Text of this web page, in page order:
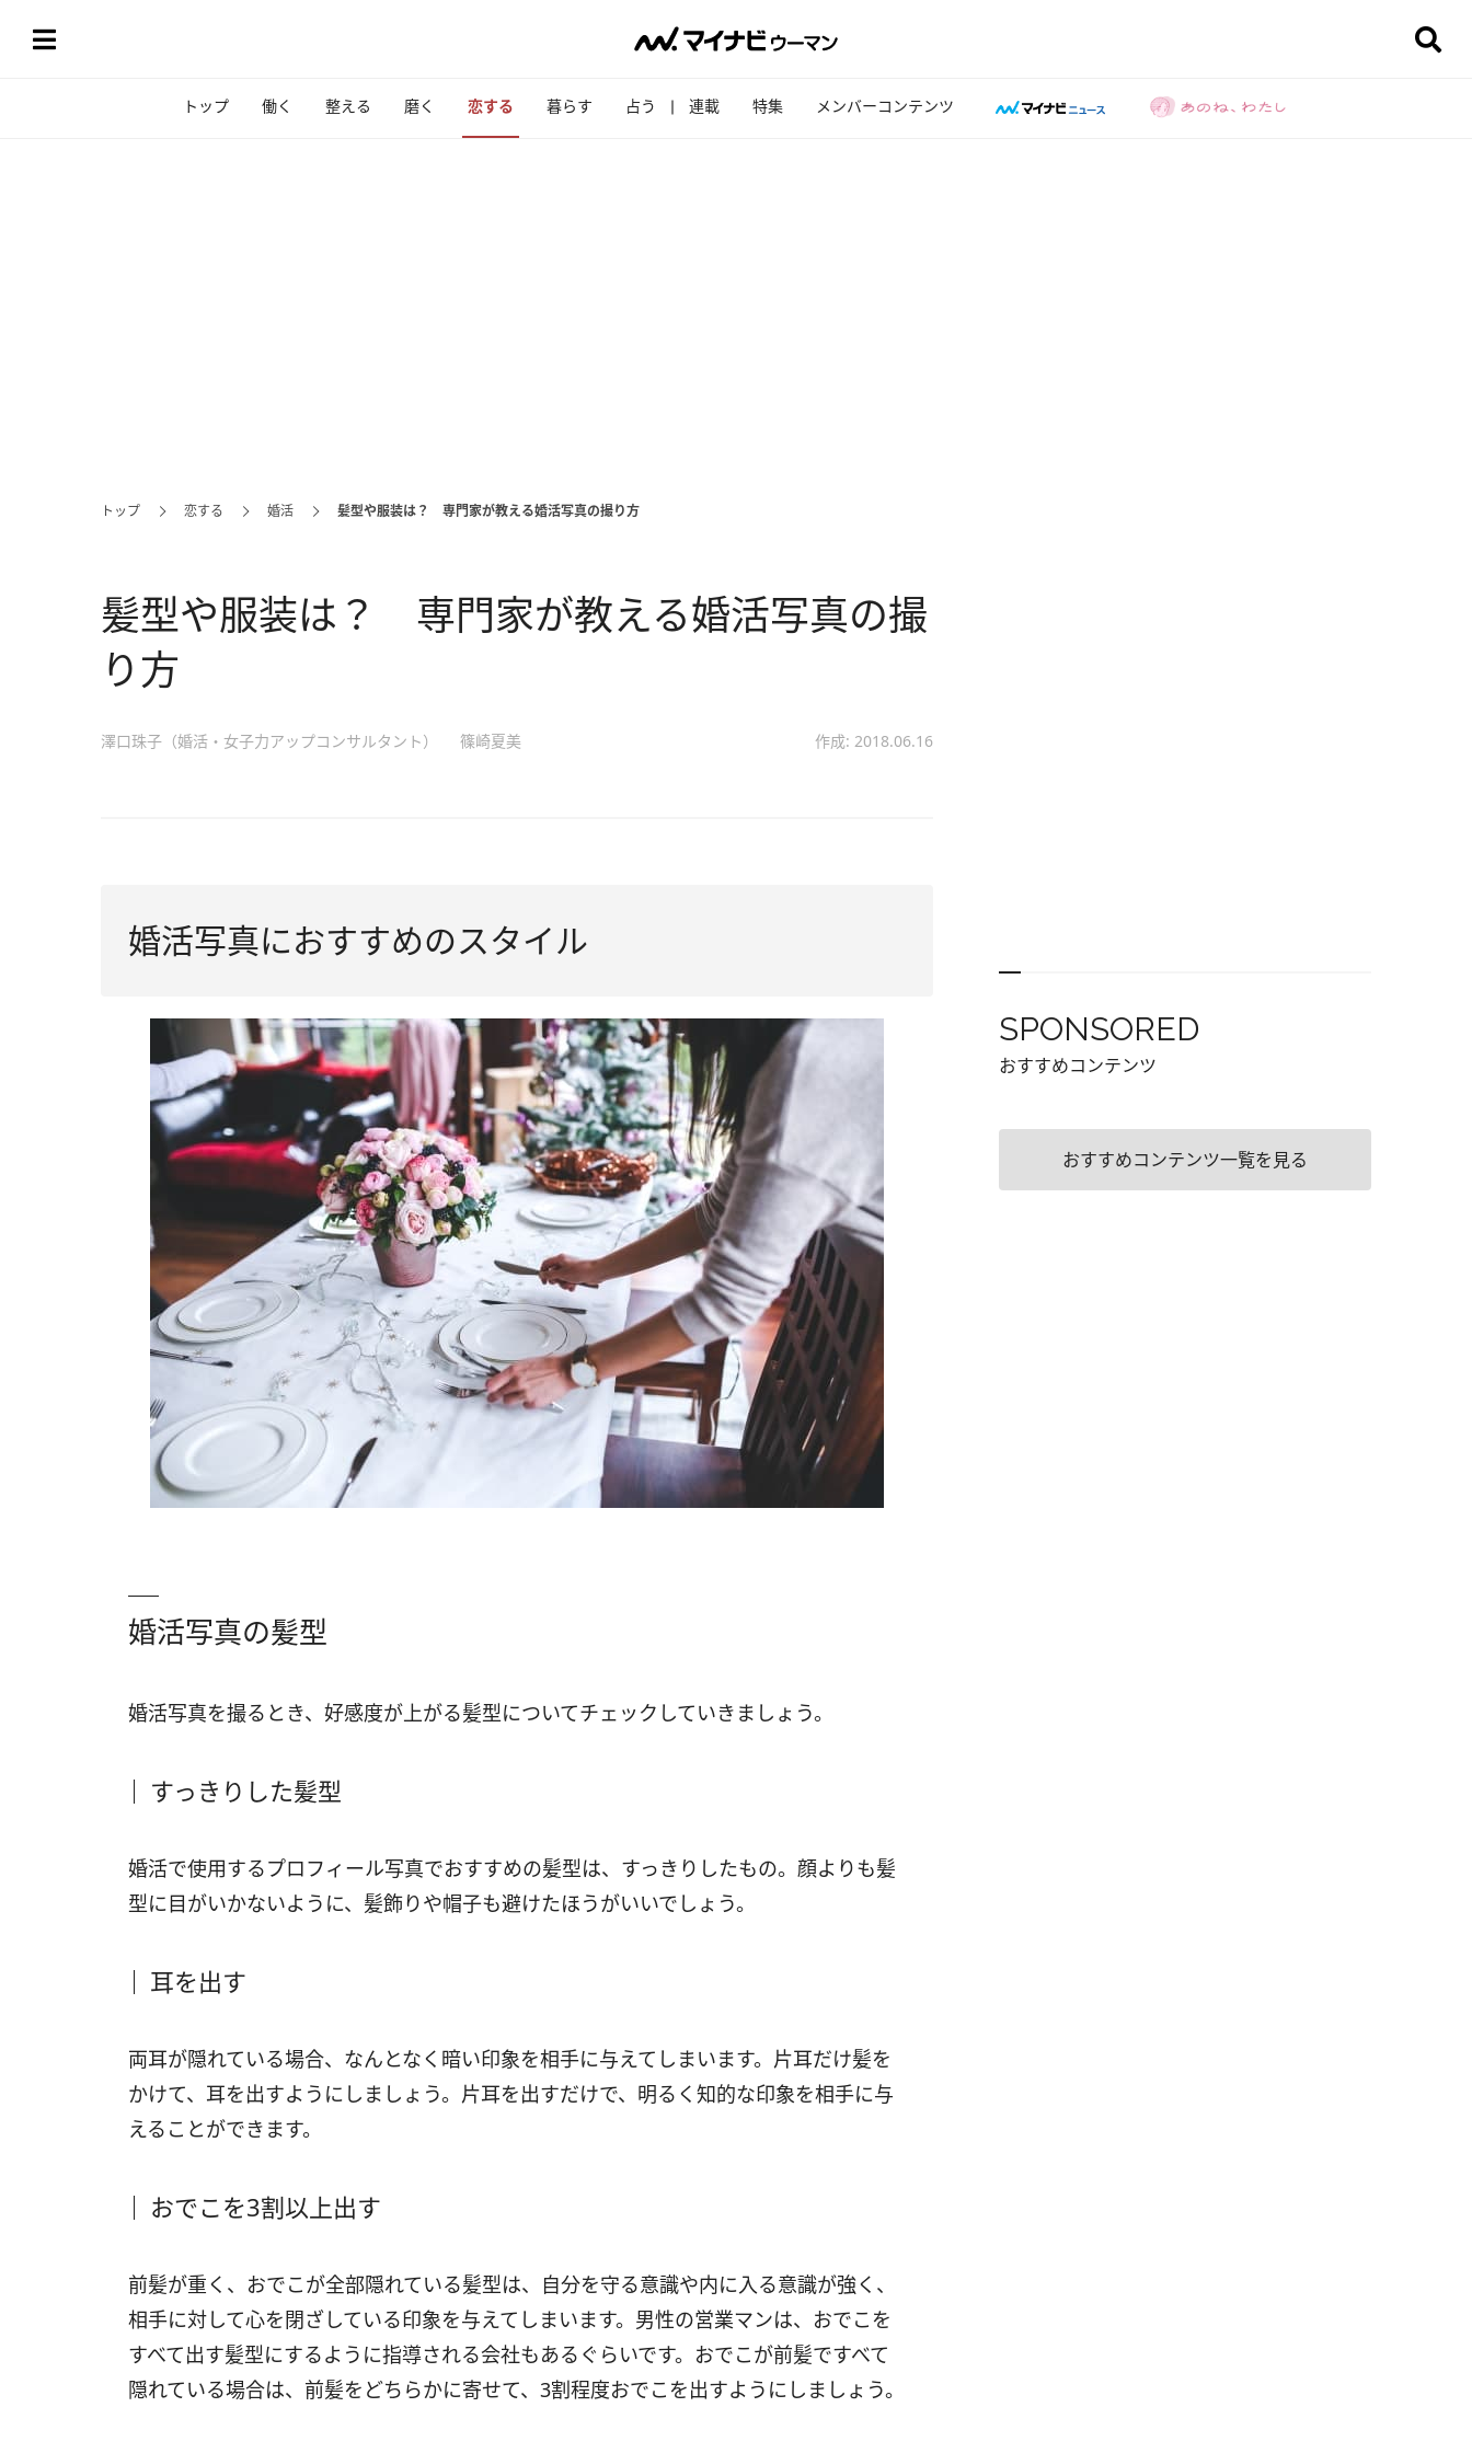
トップ 働く 整える 磨く 恋する 暮らす 占う 連載 特集 メンバーコンテンツ
トップ 恋する 婚活 髪型や服装は？ 専門家が教える婚活写真の撮り方
髪型や服装は？ 専門家が教える婚活写真の撮
り方
澤口珠子（婚活・女子力アップコンサルタント） 篠崎夏美 作成: 2018.06.16
婚活写真におすすめのスタイル
婚活写真の髪型
婚活写真を撮るとき、好感度が上がる髪型についてチェックしていきましょう。
すっきりした髪型
婚活で使用するプロフィール写真でおすすめの髪型は、すっきりしたもの。顔よりも髪
型に目がいかないように、髪飾りや帽子も避けたほうがいいでしょう。
耳を出す
両耳が隠れている場合、なんとなく暗い印象を相手に与えてしまいます。片耳だけ髪を
かけて、耳を出すようにしましょう。片耳を出すだけで、明るく知的な印象を相手に与
えることができます。
おでこを3割以上出す
前髪が重く、おでこが全部隠れている髪型は、自分を守る意識や内に入る意識が強く、
相手に対して心を閉ざしている印象を与えてしまいます。男性の営業マンは、おでこを
すべて出す髪型にするように指導される会社もあるぐらいです。おでこが前髪ですべて
隠れている場合は、前髪をどちらかに寄せて、3割程度おでこを出すようにしましょう。
SPONSORED
おすすめコンテンツ
おすすめコンテンツ一覧を見る